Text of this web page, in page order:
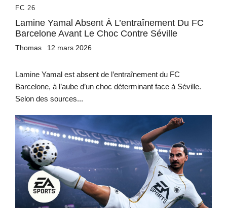
FC 26
Lamine Yamal Absent À L’entraînement Du FC
Barcelone Avant Le Choc Contre Séville
Thomas 12 mars 2026
Lamine Yamal est absent de l’entraînement du FC
Barcelone, à l’aube d’un choc déterminant face à Séville.
Selon des sources...